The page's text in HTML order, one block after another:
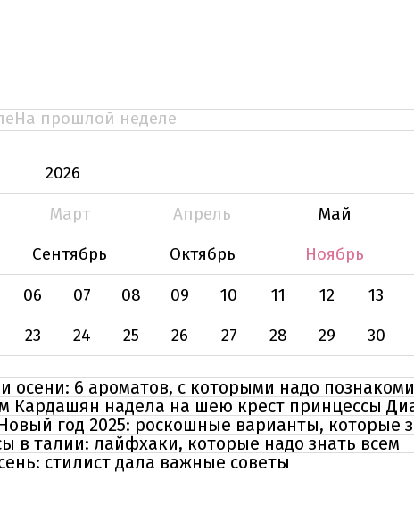
На прошлой неделе
2026
Март Апрель Май
Сентябрь Октябрь Ноябрь
06 07 08 09 10 11 12 13
23 24 25 26 27 28 29 30
осени: 6 ароматов, с которыми надо
Кардашян надела на шею крест принцессы
год 2025: роскошные варианты, которые
в талии: лайфхаки, которые надо знать всем
стилист дала важные советы